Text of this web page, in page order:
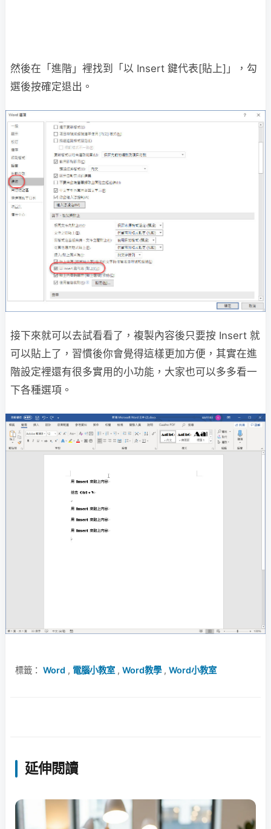
然後在「進階」裡找到「以 Insert 鍵代表[貼上]」，勾
選後按確定退出。
接下來就可以去試看看了，複製內容後只要按 Insert 就
可以貼上了，習慣後你會覺得這樣更加方便，其實在進
階設定裡還有很多實用的小功能，大家也可以多多看一
下各種選項。
標籤： Word , 電腦小教室, Word教學, Word小教室
延伸閱讀